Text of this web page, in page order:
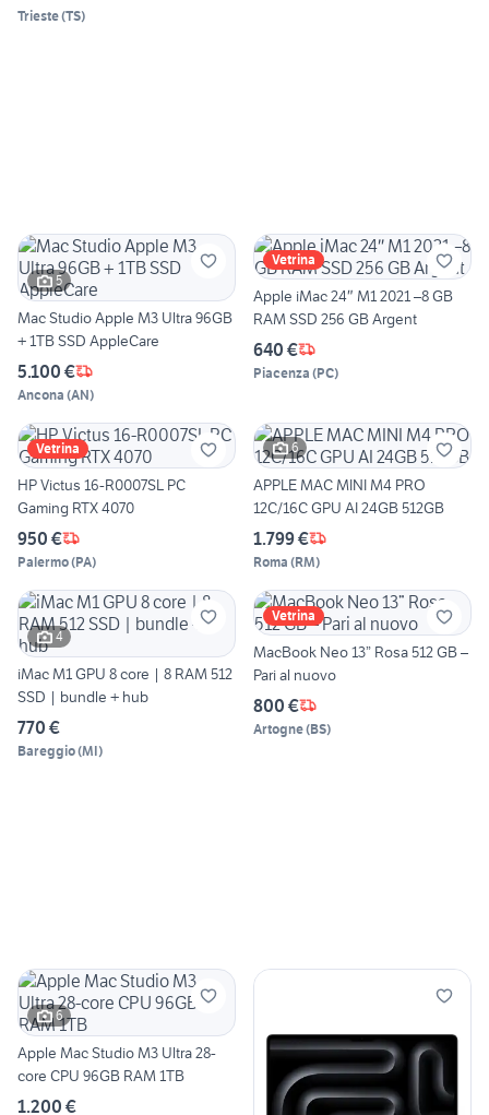
Trieste(TS)
5
Mac Studio Apple M3 Ultra 96GB
+ 1TB SSD AppleCare
5.100 €
Ancona (AN)
Vetrina
Apple iMac 24″ M1 2021 –8 GB
RAM SSD 256 GB Argent
640 €
Piacenza (PC)
Vetrina
HP Victus 16-R0007SL PC
Gaming RTX 4070
950 €
Palermo(PA)
6
APPLE MAC MINI M4 PRO
12C/16C GPU AI 24GB 512GB
1.799 €
Roma (RM)
4
iMac M1 GPU 8 core | 8 RAM 512
SSD | bundle + hub
770 €
Bareggio(MI)
Vetrina
MacBook Neo 13” Rosa 512 GB –
Pari al nuovo
800 €
Artogne(BS)
6
Apple Mac Studio M3 Ultra 28-
core CPU 96GB RAM 1TB
1.200 €